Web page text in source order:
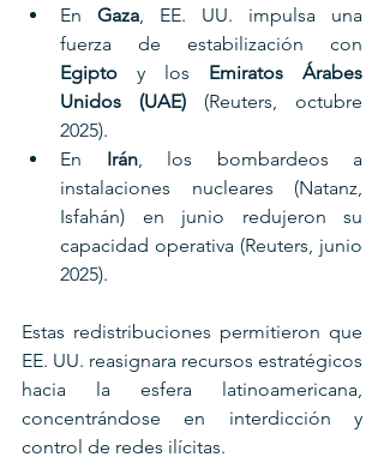
En Gaza, EE. UU. impulsa una
Egipto y los Emiratos Árabes
Unidos (UAE) (Reuters, octubre
2025).
En Irán, los bombardeos a
instalaciones nucleares (Natanz,
Isfahán) en junio redujeron su
capacidad operativa (Reuters, junio
2025).
Estas redistribuciones permitieron que
EE. UU. reasignara recursos estratégicos
hacia la esfera latinoamericana,
concentrándose en interdicción y
control de redes ilícitas.